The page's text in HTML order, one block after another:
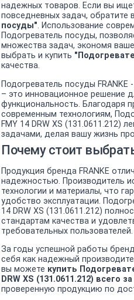
надежных товаров. Если вы
повседневных задач, обратите
посуды". Использование
Подогреватель посуды,
множества задач, экономя
выбрать и купить
качества.
Подогреватель посуды FRANKE
– это инновационное решение
функциональность. Благодаря
современным технологиям,
FMY 14 DRW XS (131.0611.212)
задачами, делая вашу жизнь
Почему стоит
Продукция бренда FRANKE
надежностью. Производитель
технологии и материалы, что
удобство эксплуатации.
14 DRW XS (131.0611.212)
стандартам качества и
требовательных пользователей.
За годы успешной работы
себя как надежный
вы можете купить
DRW XS (131.0611.212) всего
проверенную продукцию по